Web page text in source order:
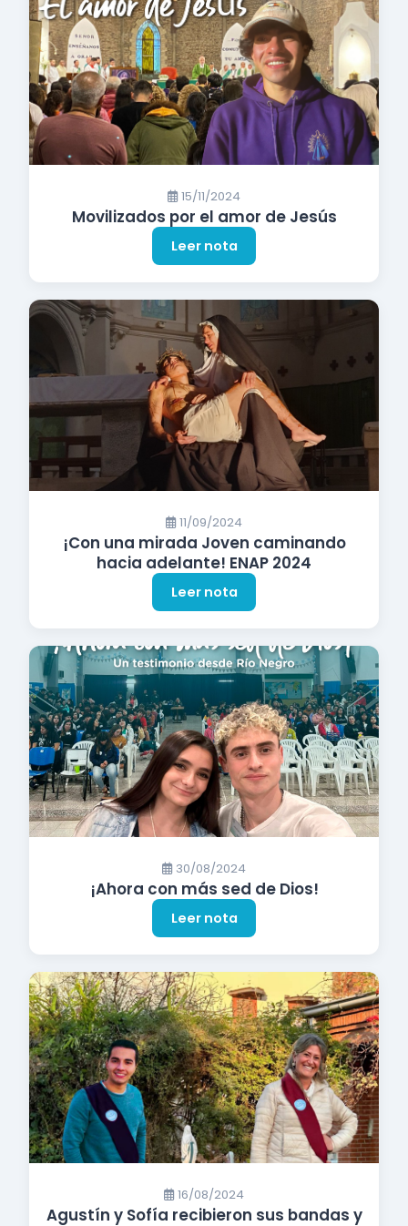
15/11/2024
Movilizados por el amor de Jesús
Leer nota
11/09/2024
¡Con una mirada Joven caminando
hacia adelante! ENAP 2024
Leer nota
30/08/2024
¡Ahora con más sed de Dios!
Leer nota
16/08/2024
Agustín y Sofía recibieron sus bandas y